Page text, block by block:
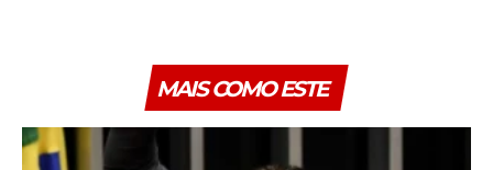
MAIS COMO ESTE